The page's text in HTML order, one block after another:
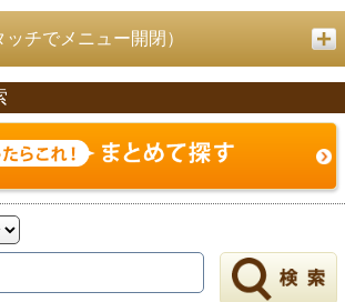
ッチでメニュー開閉）